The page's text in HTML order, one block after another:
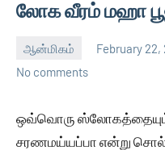
லோக வீரம் மஹா
ஆன்மிகம் February 22,
No comments
ஒவ்வொரு ஸ்லோகத்தையும்
சரணமய்யப்பா என்று